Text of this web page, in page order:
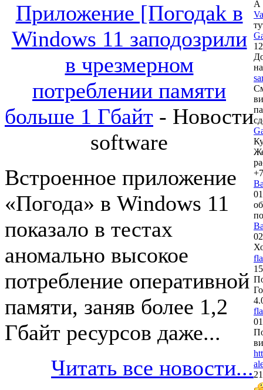
Приложение [Погодаk в
Windows 11 заподозрили
в чрезмерном
потреблении памяти
больше 1 Гбайт - Новости
software
Встроенное приложение
«Погода» в Windows 11
показало в тестах
аномально высокое
потребление оперативной
памяти, заняв более 1,2
Гбайт ресурсов даже...
Читать все новости...
А